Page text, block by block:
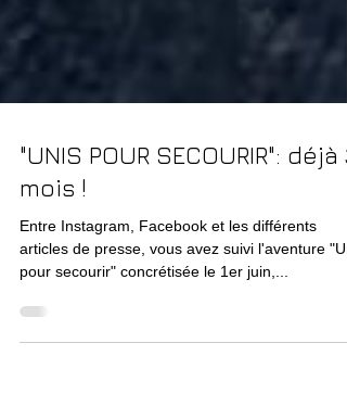
"UNIS POUR SECOURIR": déjà 3
mois !
Entre Instagram, Facebook et les différents
pour secourir" concrétisée le 1er juin,...